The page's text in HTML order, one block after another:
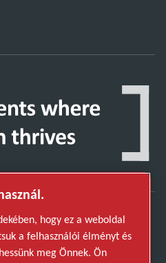
lehetővé az Atlas Copco
technológiát.
hogy ez a weboldal
a felhasználói élményt és
meg Önnek. Ön